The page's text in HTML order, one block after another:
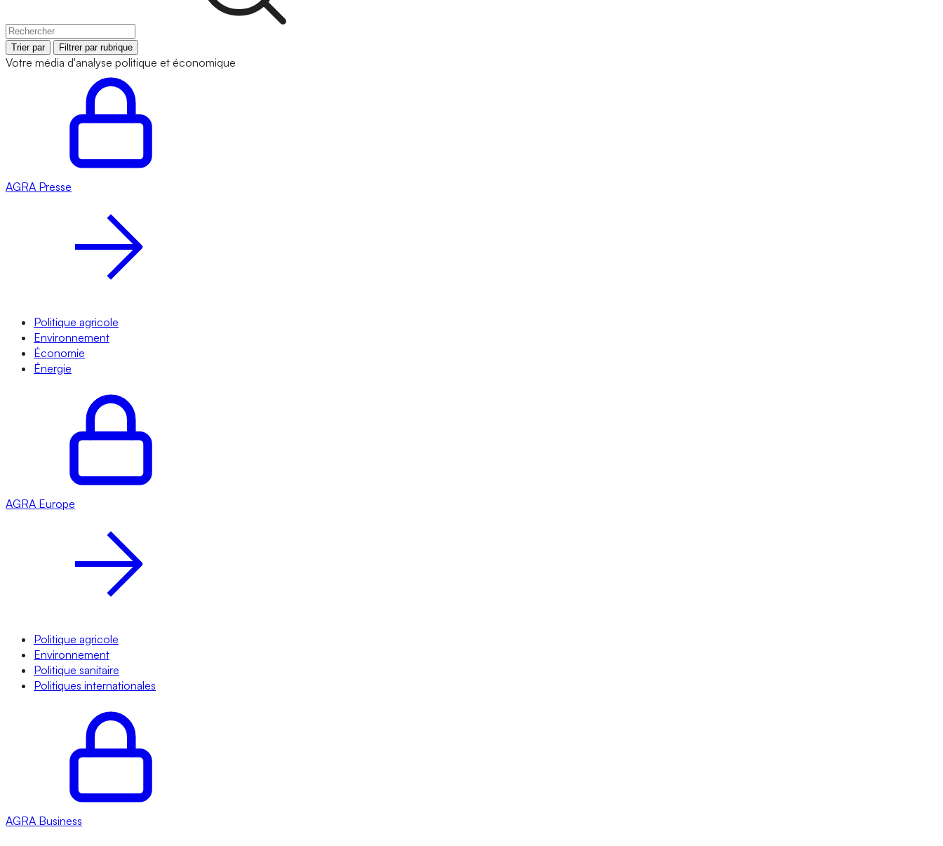
Trier par Filtrer par rubrique
Votre média d'analyse politique et économique
AGRA Presse
Politique agricole
Environnement
Économie
Énergie
AGRA Europe
Politique agricole
Environnement
Politique sanitaire
Politiques internationales
AGRA Business